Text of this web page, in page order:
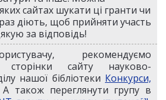
сайтах шукати ці гранти чи
діють, щоб прийняти участь
за відповідь!
рекомендуємо
сайту науково-
нашої бібліотеки Конкурси,
також переглянути групу в